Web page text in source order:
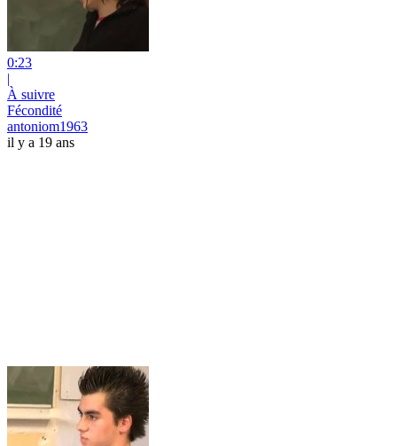
0:23
|
À suivre
Fécondité
antoniom1963
il y a 19 ans